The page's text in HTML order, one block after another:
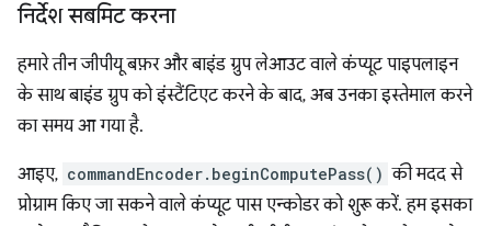
निर्देश सबमिट करना
हमारे तीन जीपीयू बफ़र और बाइंड ग्रुप लेआउट वाले कंप्यूट पाइपलाइन
के साथ बाइंड ग्रुप को इंस्टैंटिएट करने के बाद, अब उनका इस्तेमाल करने
का समय आ गया है.
आइए, commandEncoder.beginComputePass() की मदद से
प्रोग्राम किए जा सकने वाले कंप्यूट पास एन्कोडर को शुरू करें. हम इसका